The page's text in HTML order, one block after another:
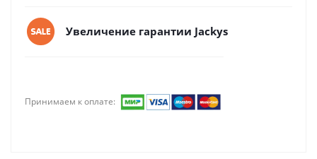
Увеличение гарантии Jackys
Принимаем к оплате: